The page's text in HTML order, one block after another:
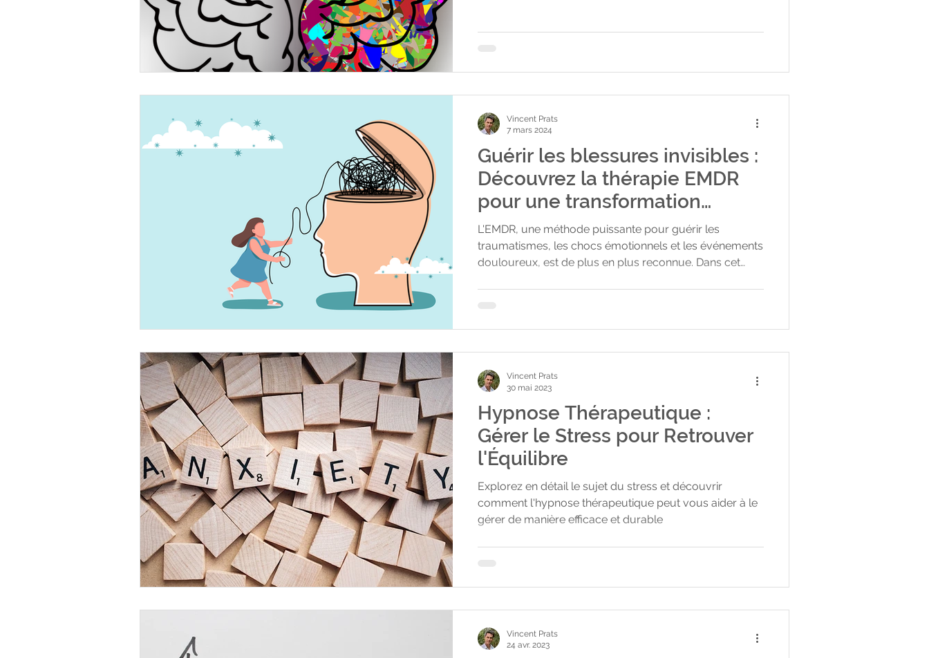
Guérir les blessures invisibles :
Découvrez la thérapie EMDR
pour une transformation
profonde
L'EMDR, une méthode puissante pour guérir les
traumatismes, les chocs émotionnels et les événements
douloureux, est de plus en plus reconnue. Dans cet
questions sur le déroulement d'une séance et son
Movement
Vincent Prats
7 mars 2024
Hypnose Thérapeutique :
Gérer le Stress pour Retrouver
l'Équilibre
Explorez en détail le sujet du stress et découvrir
comment l'hypnose thérapeutique peut vous aider à le
gérer de manière efficace et durable
Vincent Prats
30 mai 2023
Vincent Prats
24 avr. 2023